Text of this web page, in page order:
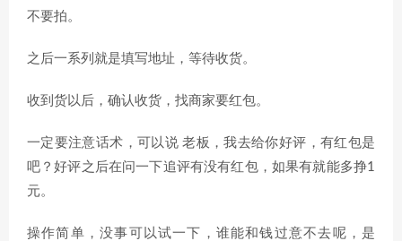
不要拍。
之后一系列就是填写地址，等待收货。
收到货以后，确认收货，找商家要红包。
一定要注意话术，可以说 老板，我去给你好评，有红包是
吧？好评之后在问一下追评有没有红包，如果有就能多挣1
元。
操作简单，没事可以试一下，谁能和钱过意不去呢，是